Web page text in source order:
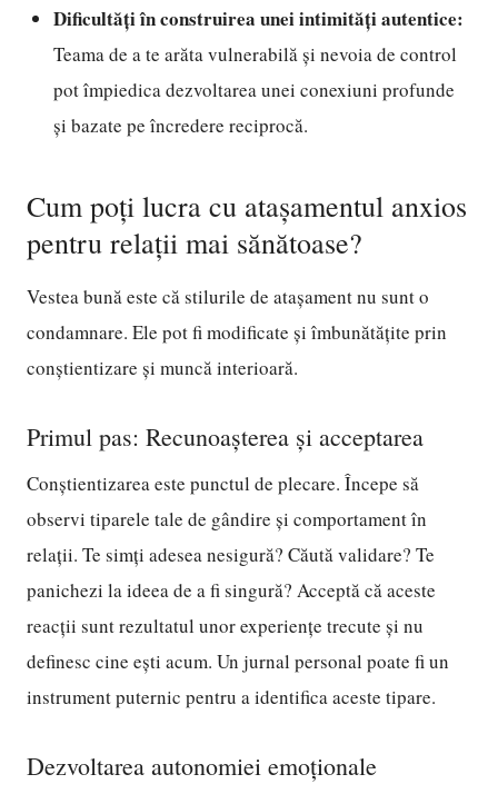
Dificultăți în construirea unei intimități autentice:
Teama de a te arăta vulnerabilă și nevoia de control
pot împiedica dezvoltarea unei conexiuni profunde
și bazate pe încredere reciprocă.
Cum poți lucra cu atașamentul anxios
pentru relații mai sănătoase?
Vestea bună este că stilurile de atașament nu sunt o
condamnare. Ele pot fi modificate și îmbunătățite prin
conștientizare și muncă interioară.
Primul pas: Recunoașterea și acceptarea
Conștientizarea este punctul de plecare. Începe să
observi tiparele tale de gândire și comportament în
relații. Te simți adesea nesigură? Căută validare? Te
panichezi la ideea de a fi singură? Acceptă că aceste
reacții sunt rezultatul unor experiențe trecute și nu
definesc cine ești acum. Un jurnal personal poate fi un
instrument puternic pentru a identifica aceste tipare.
Dezvoltarea autonomiei emoționale